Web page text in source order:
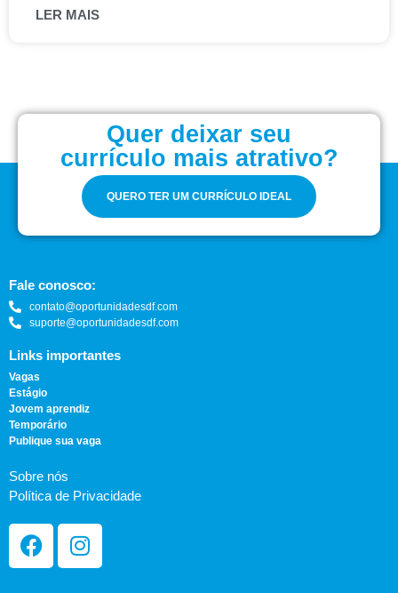
LER MAIS
Quer deixar seu
currículo mais atrativo?
QUERO TER UM CURRÍCULO IDEAL
Fale conosco:
contato@oportunidadesdf.com
suporte@oportunidadesdf.com
Links importantes
Vagas
Estágio
Jovem aprendiz
Temporário
Publique sua vaga
Sobre nós
Política de Privacidade